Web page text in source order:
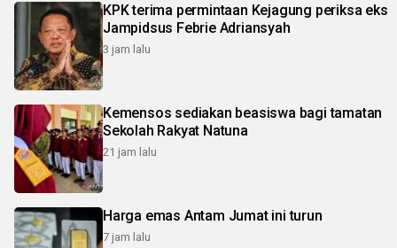
KPK terima permintaan Kejagung periksa eks
Jampidsus Febrie Adriansyah
3 jam lalu
Kemensos sediakan beasiswa bagi tamatan
Sekolah Rakyat Natuna
21 jam lalu
Harga emas Antam Jumat ini turun
7 jam lalu